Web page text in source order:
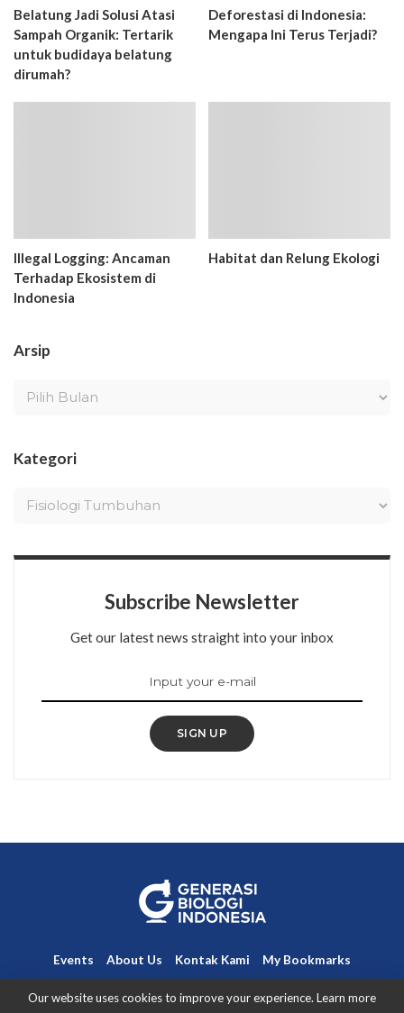
Belatung Jadi Solusi Atasi
Sampah Organik: Tertarik
untuk budidaya belatung
dirumah?
Deforestasi di Indonesia:
Mengapa Ini Terus Terjadi?
Illegal Logging: Ancaman
Terhadap Ekosistem di
Indonesia
Habitat dan Relung Ekologi
Arsip
Kategori
Subscribe Newsletter
Get our latest news straight into your inbox
SIGN UP
Events About Us Kontak Kami
My Bookmarks
Our website uses cookies to improve your experience. Learn more